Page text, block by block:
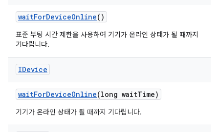
waitForDeviceOnline()
표준 부팅 시간 제한을 사용하여 기기가 온라인 상태가 될 때까지
기다립니다.
IDevice
waitForDeviceOnline(long waitTime)
기기가 온라인 상태가 될 때까지 기다립니다.